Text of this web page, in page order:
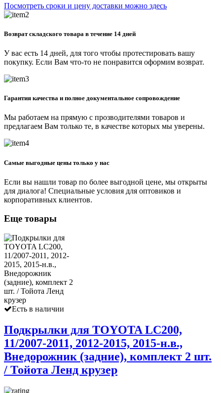
Посмотреть сроки и цену доставки можно здесь
Возврат складского товара в течение 14 дней
У вас есть 14 дней, для того чтобы протестировать вашу
покупку. Если Вам что-то не понравится оформим возврат.
Гарантия качества и полное документальное сопровождение
Мы работаем на прямую с прозводителями товаров и
предлагаем Вам только те, в качестве которых мы уверены.
Самые выгодные цены только у нас
Если вы нашли товар по более выгодной цене, мы открыты
для диалога! Специальные условия для оптовиков и
корпоративных клиентов.
Еще товары
Есть в наличии
Подкрылки для TOYOTA LC200,
11/2007-2011, 2012-2015, 2015-н.в.,
Внедорожник (задние), комплект 2 шт.
/ Тойота Ленд крузер